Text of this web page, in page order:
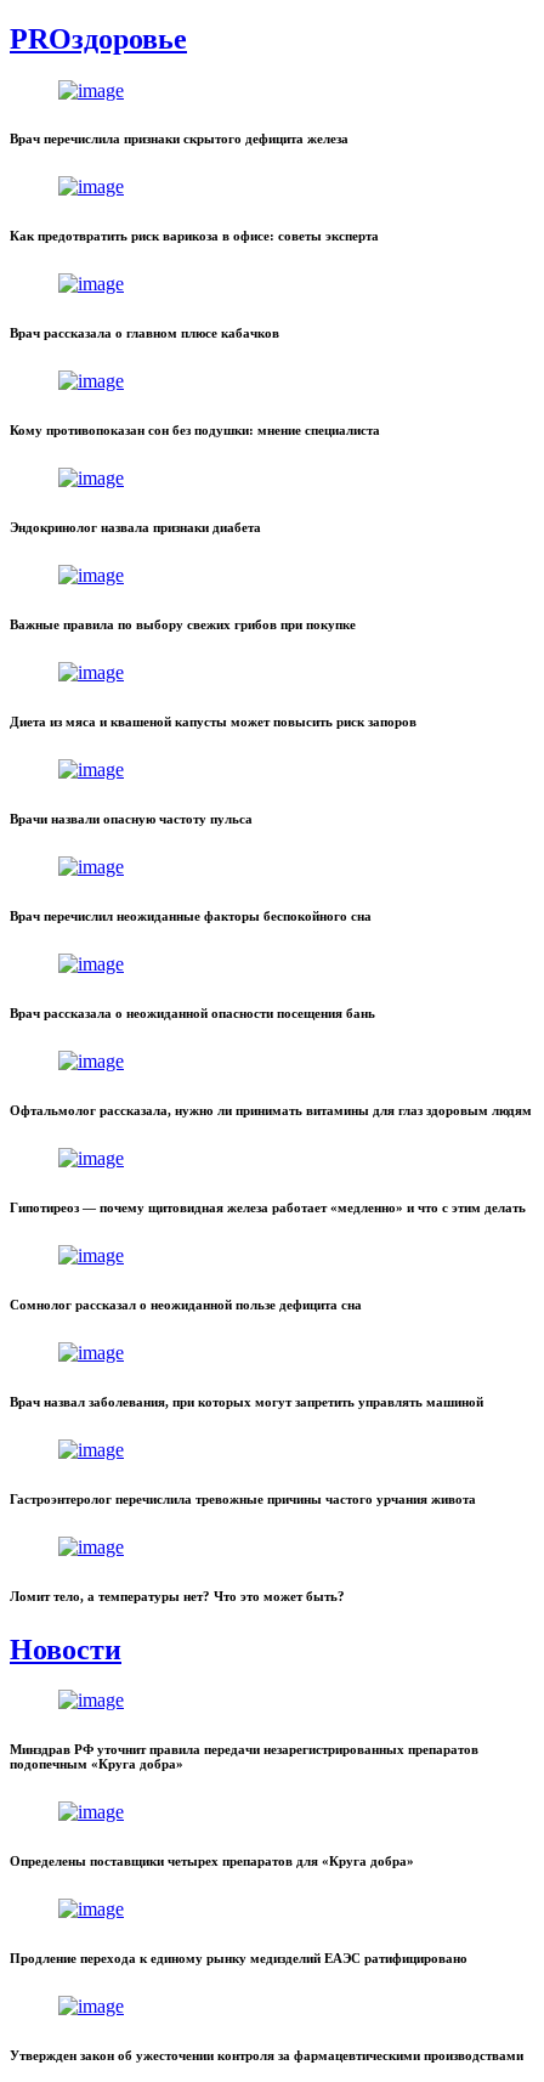
PROздоровье
Врач перечислила признаки скрытого дефицита железа
Как предотвратить риск варикоза в офисе: советы эксперта
Врач рассказала о главном плюсе кабачков
Кому противопоказан сон без подушки: мнение специалиста
Эндокринолог назвала признаки диабета
Важные правила по выбору свежих грибов при покупке
Диета из мяса и квашеной капусты может повысить риск запоров
Врачи назвали опасную частоту пульса
Врач перечислил неожиданные факторы беспокойного сна
Врач рассказала о неожиданной опасности посещения бань
Офтальмолог рассказала, нужно ли принимать витамины для глаз здоровым людям
Гипотиреоз — почему щитовидная железа работает «медленно» и что с этим делать
Сомнолог рассказал о неожиданной пользе дефицита сна
Врач назвал заболевания, при которых могут запретить управлять машиной
Гастроэнтеролог перечислила тревожные причины частого урчания живота
Ломит тело, а температуры нет? Что это может быть?
Новости
Минздрав РФ уточнит правила передачи незарегистрированных препаратов
подопечным «Круга добра»
Определены поставщики четырех препаратов для «Круга добра»
Продление перехода к единому рынку медизделий ЕАЭС ратифицировано
Утвержден закон об ужесточении контроля за фармацевтическими производствами